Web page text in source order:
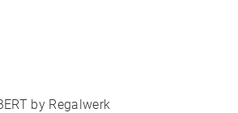
by Regalwerk